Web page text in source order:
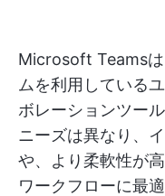
Microsoft Teams
ムを利用している
ボレーションツー
ニーズは異なり、
や、より柔軟性が
ワークフローに最